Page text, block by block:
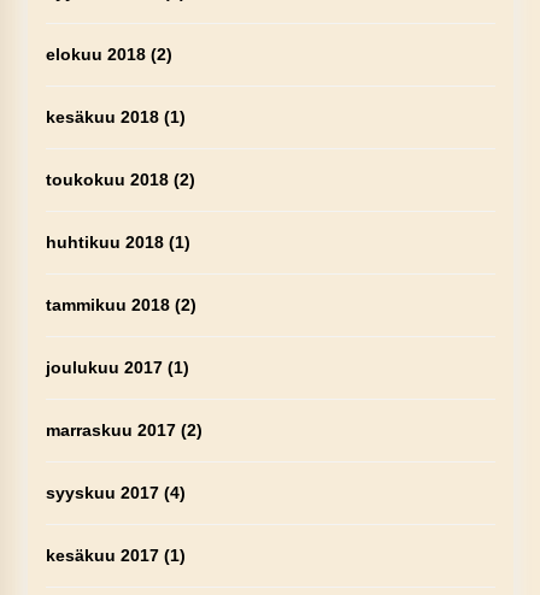
elokuu 2018(2)
kesäkuu 2018(1)
toukokuu 2018(2)
huhtikuu 2018(1)
tammikuu 2018(2)
joulukuu 2017(1)
marraskuu 2017(2)
syyskuu 2017(4)
kesäkuu 2017(1)